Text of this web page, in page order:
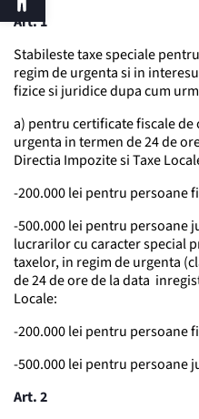
Art. 1
Stabileste taxe speciale
regim de urgenta si in
fizice si juridice dupa cum
a) pentru certificate fiscale
urgenta in termen de 24 de
Directia Impozite si Taxe
-200.000 lei pentru persoane
-500.000 lei pentru persoane
lucrarilor cu caracter special
taxelor, in regim de urgenta
de 24 de ore de la data
Locale:
-200.000 lei pentru persoane
-500.000 lei pentru persoane
Art. 2